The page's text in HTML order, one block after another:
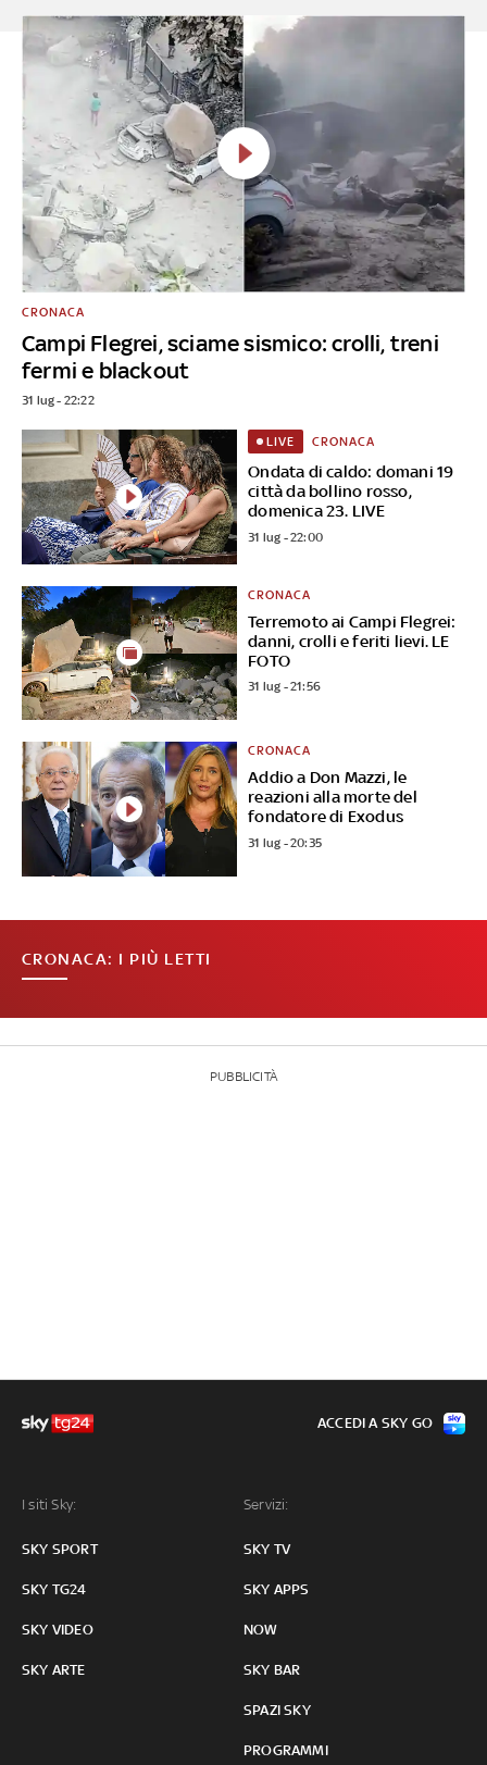
Campi Flegrei, sciame sismico: crolli, treni
fermi e blackout
CRONACA
31 lug - 22:22
Ondata di caldo: domani 19
città da bollino rosso,
domenica 23. LIVE
LIVE CRONACA
31 lug - 22:00
Terremoto ai Campi Flegrei:
danni, crolli e feriti lievi. LE
FOTO
CRONACA
31 lug - 21:56
Addio a Don Mazzi, le
reazioni alla morte del
fondatore di Exodus
CRONACA
31 lug - 20:35
CRONACA: I PIÙ LETTI
PUBBLICITÀ
I siti Sky:
SKY SPORT
SKY TG24
SKY VIDEO
SKY ARTE
Servizi:
SKY TV
SKY APPS
NOW
SKY BAR
SPAZI SKY
PROGRAMMI
ACCEDI A SKY GO